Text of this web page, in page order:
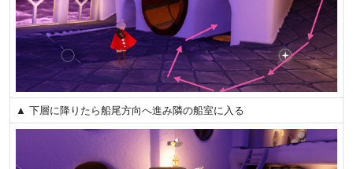
▲ 下層に降りたら船尾方向へ進み隣の船室に入る